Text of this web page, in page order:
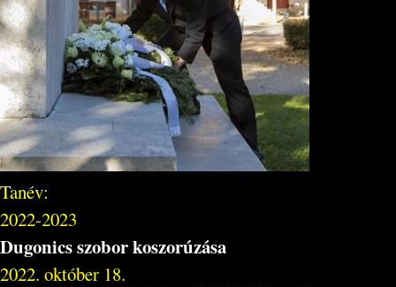
Tanév:
2022-2023
Dugonics szobor koszorúzása
2022. október 18.